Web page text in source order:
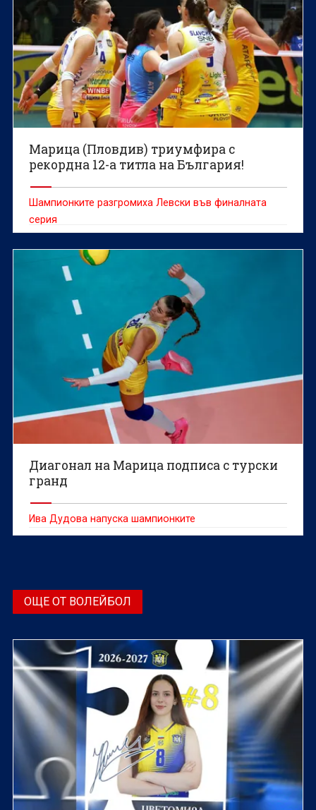
Марица (Пловдив) триумфира с
рекордна 12-а титла на България!
Шампионките разгромиха Левски във финалната
серия
Диагонал на Марица подписа с турски
гранд
Ива Дудова напуска шампионките
ОЩЕ ОТ ВОЛЕЙБОЛ